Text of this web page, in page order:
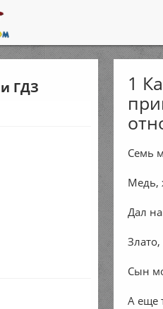
ГДЗ
1
Семь
Медь,
Дал
Сын
А еще